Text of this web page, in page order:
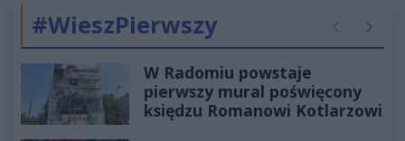
#WieszPierwszy Poprzednie
W Radomiu powstaje
pierwszy mural poświęcony
księdzu Romanowi Kotlarzowi